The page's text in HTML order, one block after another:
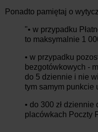
Ponadto pamiętaj o
"• w przypadku
to maksymalnie 1
• w przypadku
bezgotówkowych -
do 5 dziennie i nie
tym samym punkcie
• do 300 zł
placówkach Poczty